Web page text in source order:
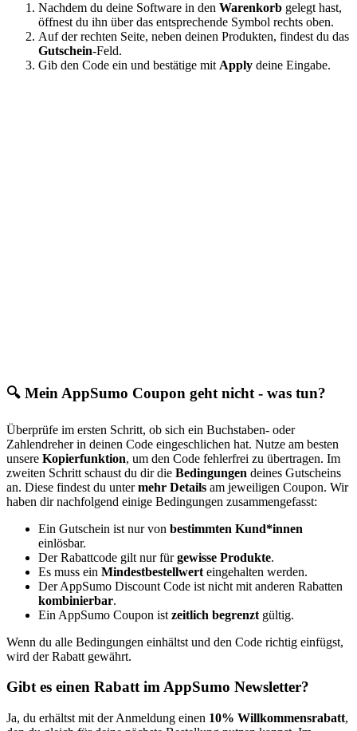
Nachdem du deine Software in den Warenkorb gelegt hast,
öffnest du ihn über das entsprechende Symbol rechts oben.
Auf der rechten Seite, neben deinen Produkten, findest du das
Gutschein-Feld.
Gib den Code ein und bestätige mit Apply deine Eingabe.
🔍 Mein AppSumo Coupon geht nicht - was tun?
Überprüfe im ersten Schritt, ob sich ein Buchstaben- oder
Zahlendreher in deinen Code eingeschlichen hat. Nutze am besten
unsere Kopierfunktion, um den Code fehlerfrei zu übertragen. Im
zweiten Schritt schaust du dir die Bedingungen deines Gutscheins
an. Diese findest du untermehr Details am jeweiligen Coupon. Wir
haben dir nachfolgend einige Bedingungen zusammengefasst:
Ein Gutschein ist nur von bestimmten Kund*innen
einlösbar.
Der Rabattcode gilt nur fürgewisse Produkte.
Es muss ein Mindestbestellwert eingehalten werden.
Der AppSumo Discount Code ist nicht mit anderen Rabatten
kombinierbar.
Ein AppSumo Coupon ist zeitlich begrenzt gültig.
Wenn du alle Bedingungen einhältst und den Code richtig einfügst,
wird der Rabatt gewährt.
Gibt es einen Rabatt im AppSumo Newsletter?
Ja, du erhältst mit der Anmeldung einen 10% Willkommensrabatt,